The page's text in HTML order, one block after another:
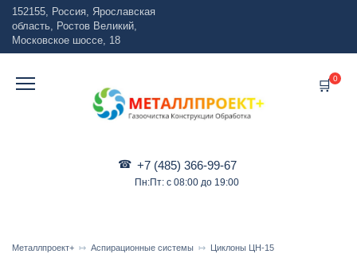
Перейти
содержанию
152155, Россия, Ярославская
область, Ростов Великий,
Московское шоссе, 18
+7 (485) 366-99-67
Пн:Пт: с 08:00 до 19:00
0
Металлпроект+ Аспирационные системы Циклоны ЦН-15